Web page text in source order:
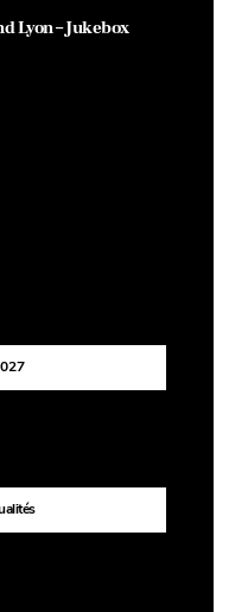
Lyon – Jukebox